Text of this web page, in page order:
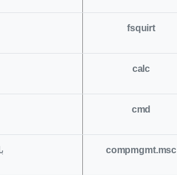
fsquirt
calc
cmd
compmgmt.msc